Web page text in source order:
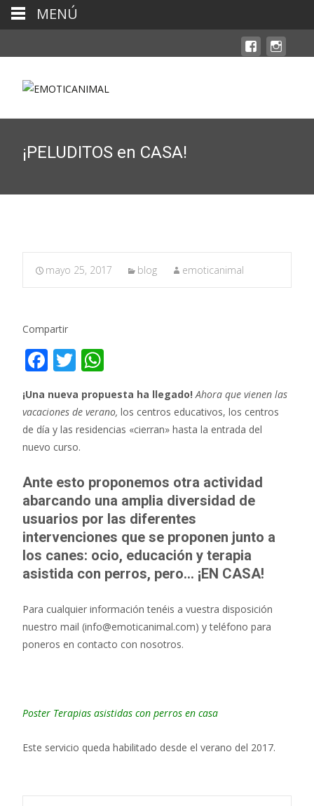
¡PELUDITOS en CASA!
mayo 25, 2017 blog emoticanimal
Compartir
F
e
b
o
o
k
T
itt
er
at
s
p
p
¡Una nueva propuesta ha llegado! Ahora que vienen las
vacaciones de verano, los centros educativos, los centros
de día y las residencias «cierran» hasta la entrada del
nuevo curso.
Ante esto proponemos otra actividad
abarcando una amplia diversidad de
usuarios por las diferentes
intervenciones que se proponen junto a
los canes: ocio, educación y terapia
asistida con perros, pero… ¡EN CASA!
Para cualquier información tenéis a vuestra disposición
nuestro mail (info@emoticanimal.com) y teléfono para
poneros en contacto con nosotros.
Poster Terapias asistidas con perros en casa
Este servicio queda habilitado desde el verano del 2017.
MENÚ